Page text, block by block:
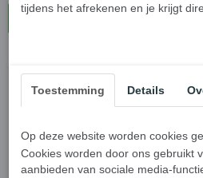
In winkelwagen
tijdens het afrekenen en je krijgt
Toestemming Details
Op deze website worden cookies
Cookies worden door ons gebruikt
aanbieden van sociale media-